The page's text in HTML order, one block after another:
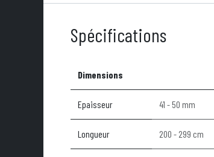
Spécifications
Dimensions
Epaisseur 41 - 50 mm
Longueur 200 - 299 cm